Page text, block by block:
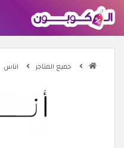
جميع المتاجر اناس